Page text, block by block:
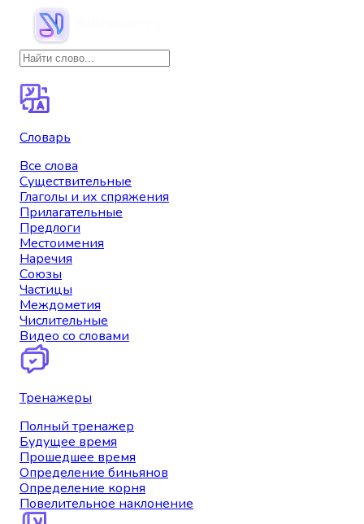
Словарь
Все слова
Существительные
Глаголы и их спряжения
Прилагательные
Предлоги
Местоимения
Наречия
Союзы
Частицы
Междометия
Числительные
Видео со словами
Тренажеры
Полный тренажер
Будущее время
Прошедшее время
Определение биньянов
Определение корня
Повелительное наклонение